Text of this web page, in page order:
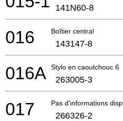
141N60-8
Boîtier central
016 143147-8
Stylo en caoutchouc 6
016A 263005-3
Pas d'informations
017 266326-2